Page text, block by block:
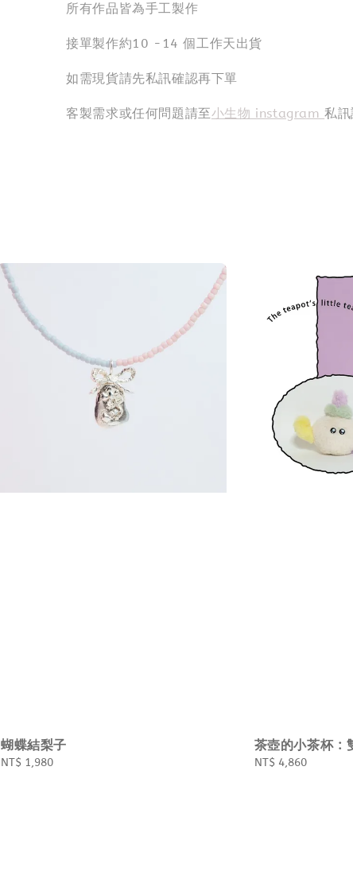
所有作品皆為手工製作
接單製作約10 -14 個工作天出貨
如需現貨請先私訊確認再下單
客製需求或任何問題請至小生物 instagram私訊
蝴蝶結梨子
Regular
NT$ 1,980
茶壺的小茶杯 :
Regular
NT$ 4,860